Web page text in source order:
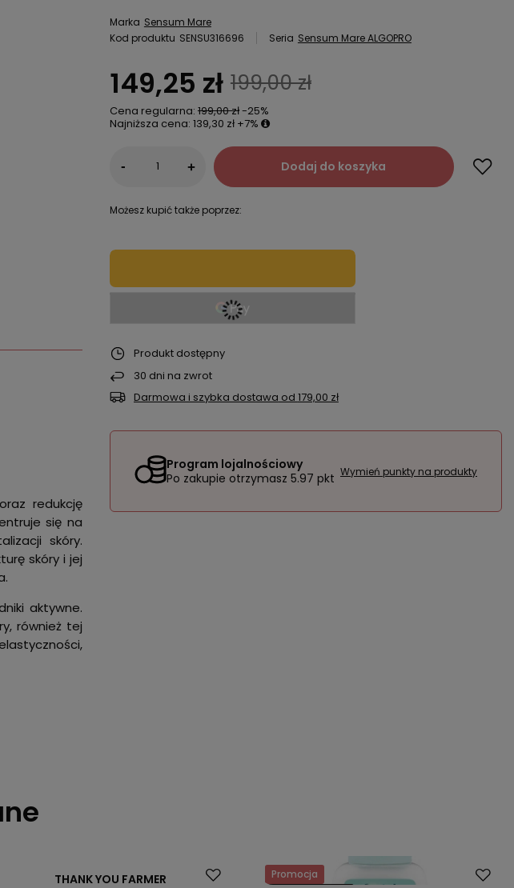
redukcję
się na
skóry.
skóry i jej
aktywne.
również tej
Marka Sensum Mare
Kod produktu SENSU316696 Seria Sensum Mare ALGOPRO
149,25 zł 199,00 zł
Cena regularna: 199,00 zł-25%
Najniższa cena: 139,30 zł +7%
- + Dodaj do koszyka
Możesz kupić także poprzez:
Produkt dostępny
30 dni na zwrot
Darmowa i szybka dostawa od 179,00 zł
Program lojalnościowy
Po zakupie otrzymasz 5.97 pkt Wymień punkty na produkty
THANK YOU FARMER
Promocja